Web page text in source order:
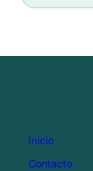
Inicio
Contacto